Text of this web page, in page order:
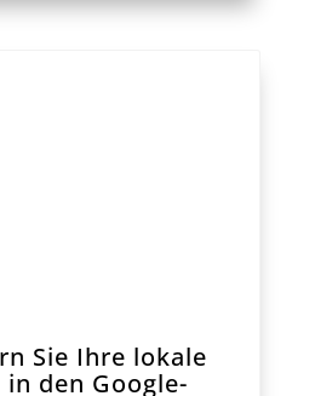
Sie Ihre lokale
den Google-